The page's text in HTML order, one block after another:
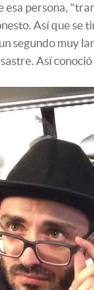
esa persona,
Así que se
segundo muy
Así conoció